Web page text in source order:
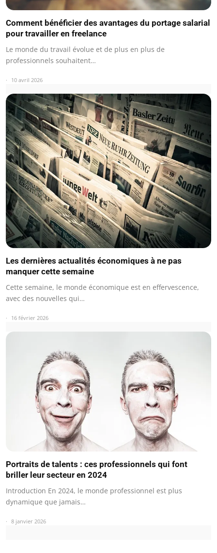
Comment bénéficier des avantages du portage salarial
pour travailler en freelance
Le monde du travail évolue et de plus en plus de
professionnels souhaitent…
10 avril 2026
Les dernières actualités économiques à ne pas
manquer cette semaine
Cette semaine, le monde économique est en effervescence,
avec des nouvelles qui…
16 février 2026
Portraits de talents : ces professionnels qui font
briller leur secteur en 2024
Introduction En 2024, le monde professionnel est plus
dynamique que jamais…
8 janvier 2026